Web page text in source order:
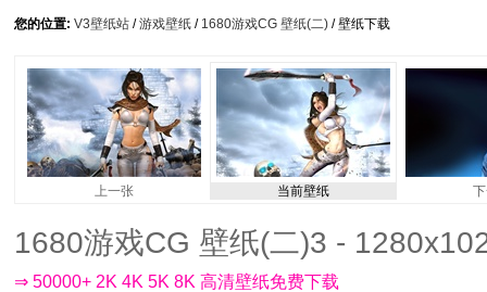
您的位置: V3壁纸站 /游戏壁纸 / 1680游戏CG 壁纸(二) / 壁纸下载
上一张 当前壁纸
1680游戏CG 壁纸(二)3 -
⇒ 50000+ 2K 4K 5K 8K 高清壁纸免费下载